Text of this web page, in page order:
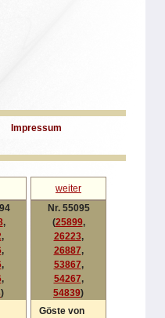
Impressum
weiter
,
,
,
,
,
)
Nr. 55095
(25899,
26223,
26887,
53867,
54267,
54839)
Göste von